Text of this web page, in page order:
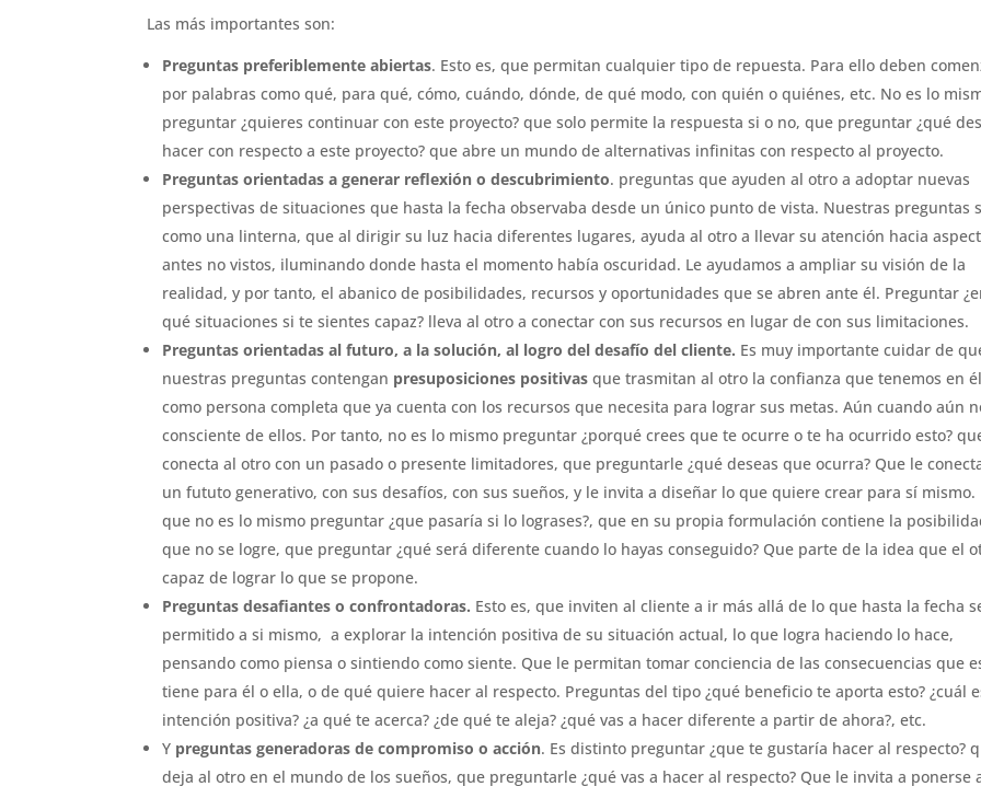
Las más importantes son:
Preguntas preferiblemente abiertas. Esto es, que permitan cualquier tipo de repuesta. Para ello deben
por palabras como qué, para qué, cómo, cuándo, dónde, de qué modo, con quién o quiénes, etc. No es lo
preguntar ¿quieres continuar con este proyecto? que solo permite la respuesta si o no, que preguntar ¿qué
hacer con respecto a este proyecto? que abre un mundo de alternativas infinitas con respecto al proyecto.
Preguntas orientadas a generar reflexión o descubrimiento. preguntas que ayuden al otro a adoptar nuevas
perspectivas de situaciones que hasta la fecha observaba desde un único punto de vista. Nuestras preguntas
como una linterna, que al dirigir su luz hacia diferentes lugares, ayuda al otro a llevar su atención hacia
antes no vistos, iluminando donde hasta el momento había oscuridad. Le ayudamos a ampliar su visión de la
realidad, y por tanto, el abanico de posibilidades, recursos y oportunidades que se abren ante él. Preguntar
qué situaciones si te sientes capaz? lleva al otro a conectar con sus recursos en lugar de con sus limitaciones.
Preguntas orientadas al futuro, a la solución, al logro del desafío del cliente. Es muy importante cuidar de
nuestras preguntas contengan presuposiciones positivas que trasmitan al otro la confianza que tenemos en
como persona completa que ya cuenta con los recursos que necesita para lograr sus metas. Aún cuando aún
consciente de ellos. Por tanto, no es lo mismo preguntar ¿porqué crees que te ocurre o te ha ocurrido esto?
conecta al otro con un pasado o presente limitadores, que preguntarle ¿qué deseas que ocurra? Que le
un fututo generativo, con sus desafíos, con sus sueños, y le invita a diseñar lo que quiere crear para sí mismo.
que no es lo mismo preguntar ¿que pasaría si lo lograses?, que en su propia formulación contiene la
que no se logre, que preguntar ¿qué será diferente cuando lo hayas conseguido? Que parte de la idea que el
capaz de lograr lo que se propone.
Preguntas desafiantes o confrontadoras. Esto es, que inviten al cliente a ir más allá de lo que hasta la fecha
permitido a si mismo, a explorar la intención positiva de su situación actual, lo que logra haciendo lo hace,
pensando como piensa o sintiendo como siente. Que le permitan tomar conciencia de las consecuencias que
tiene para él o ella, o de qué quiere hacer al respecto. Preguntas del tipo ¿qué beneficio te aporta esto? ¿cuál
intención positiva? ¿a qué te acerca? ¿de qué te aleja? ¿qué vas a hacer diferente a partir de ahora?, etc.
Y preguntas generadoras de compromiso o acción. Es distinto preguntar ¿que te gustaría hacer al respecto?
deja al otro en el mundo de los sueños, que preguntarle ¿qué vas a hacer al respecto? Que le invita a ponerse